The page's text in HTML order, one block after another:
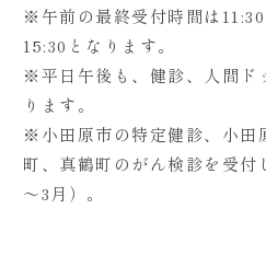
※午前の最終受付時間は
15:30となります。
※平日午後も、健診、人間ド
ります。
※小田原市の特定健診、小田
町、真鶴町のがん検診を受付
～3月）。